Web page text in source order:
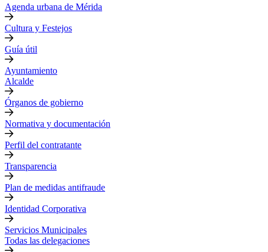
Agenda urbana de Mérida
Cultura y Festejos
Guía útil
Ayuntamiento
Alcalde
Órganos de gobierno
Normativa y documentación
Perfil del contratante
Transparencia
Plan de medidas antifraude
Identidad Corporativa
Servicios Municipales
Todas las delegaciones